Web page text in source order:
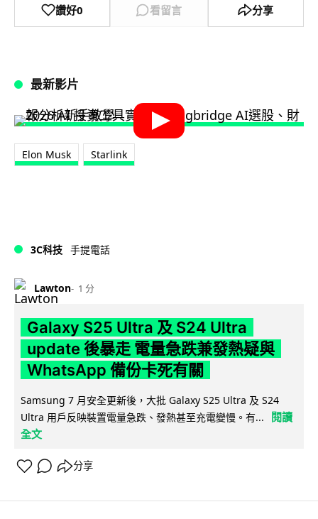
讚好0 看留言 分享
最新影片
Elon Musk Starlink
3C科技 手提電話
Lawton 1 分
Galaxy S25 Ultra 及 S24 Ultra
update 後暴走 電量急跌兼發熱疑與
WhatsApp 備份卡死有關
Samsung 7 月安全更新後，大批 Galaxy S25 Ultra 及 S24
Ultra 用戶反映裝置電量急跌、發熱甚至充電變慢。有...
閱讀
全文
分享